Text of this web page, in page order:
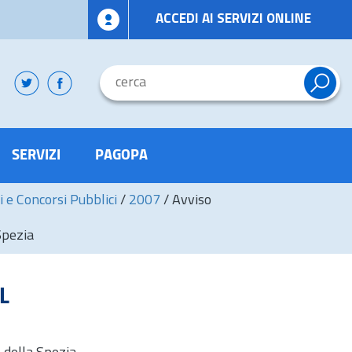
ACCEDI AI SERVIZI ONLINE
SERVIZI PAGOPA
e Concorsi Pubblici / 2007 / Avviso